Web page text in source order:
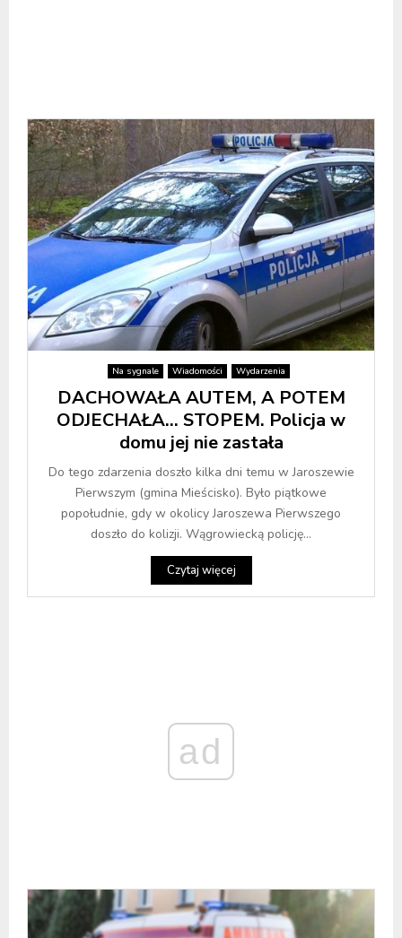
Na sygnale Wiadomości Wydarzenia
DACHOWAŁA AUTEM, A POTEM
ODJECHAŁA… STOPEM. Policja w
domu jej nie zastała
Do tego zdarzenia doszło kilka dni temu w Jaroszewie
Pierwszym (gmina Mieścisko). Było piątkowe
popołudnie, gdy w okolicy Jaroszewa Pierwszego
doszło do kolizji. Wągrowiecką policję...
Czytaj więcej
ad